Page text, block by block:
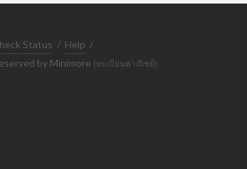
Status / Help /
by Minimore (ทะเบียนพาณิชย์)